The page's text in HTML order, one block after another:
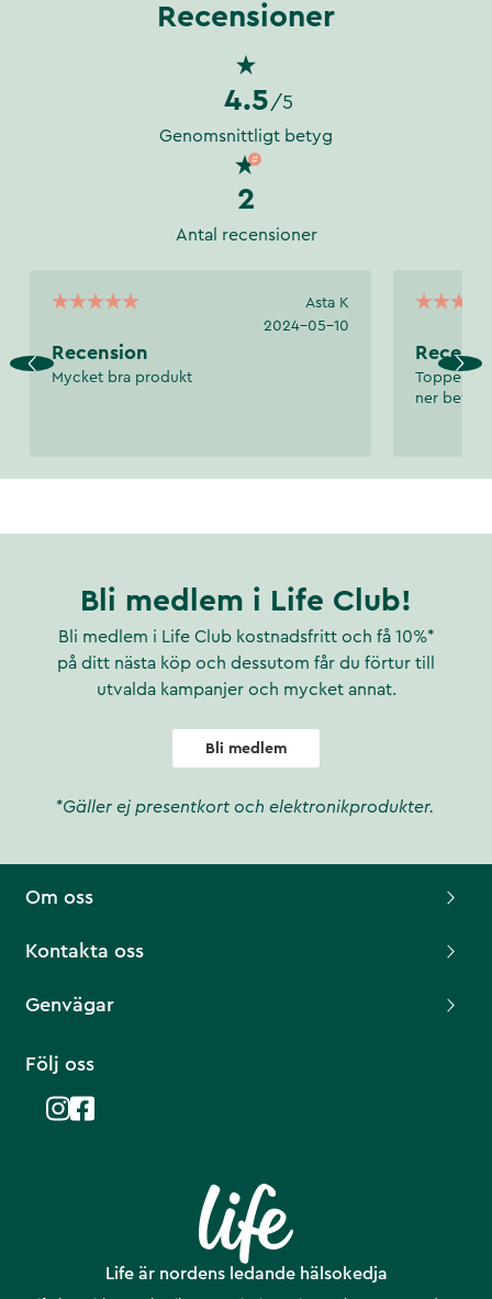
Recensioner
4.5 /5
Genomsnittligt betyg
2
Antal recensioner
Asta K
2024-05-10
Recension
Mycket bra produkt
ner
Bli medlem i Life Club!
Bli medlem i Life Club kostnadsfritt och få 10%*
på ditt nästa köp och dessutom får du förtur till
utvalda kampanjer och mycket annat.
Bli medlem
*Gäller ej presentkort och elektronikprodukter.
Life är nordens ledande hälsokedja
Om oss
Kontakta oss
Genvägar
Följ oss